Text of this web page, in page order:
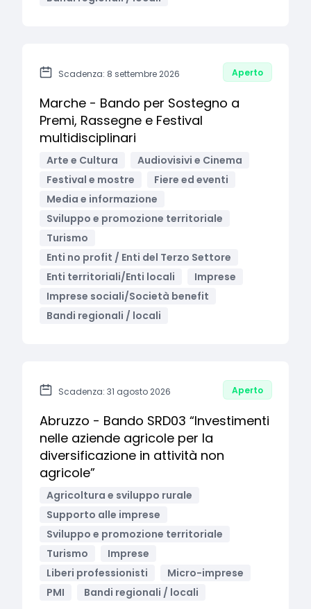
Scadenza: 8 settembre 2026 Aperto
Marche - Bando per Sostegno a
Premi, Rassegne e Festival
multidisciplinari
Arte e Cultura
Audiovisivi e Cinema
Festival e mostre
Fiere ed eventi
Media e informazione
Sviluppo e promozione territoriale
Turismo
Enti no profit / Enti del Terzo Settore
Enti territoriali/Enti locali
Imprese
Imprese sociali/Società benefit
Bandi regionali / locali
Scadenza: 31 agosto 2026 Aperto
Abruzzo - Bando SRD03 “Investimenti
nelle aziende agricole per la
diversificazione in attività non
agricole”
Agricoltura e sviluppo rurale
Supporto alle imprese
Sviluppo e promozione territoriale
Turismo
Imprese
Liberi professionisti
Micro-imprese
PMI
Bandi regionali / locali